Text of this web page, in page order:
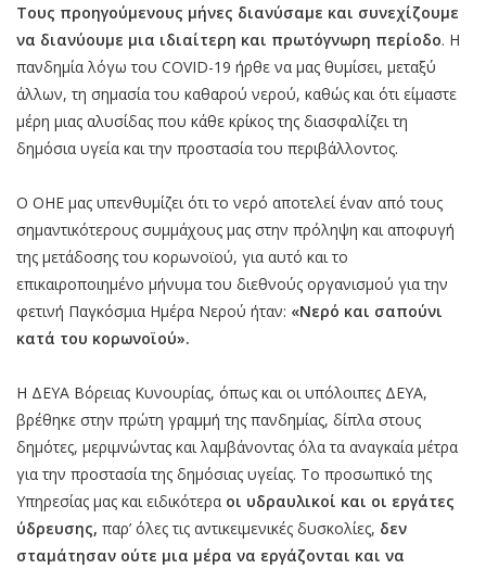
Τους προηγούμενους μήνες διανύσαμε και συνεχίζουμε
να διανύουμε μια ιδιαίτερη και πρωτόγνωρη περίοδο. Η
πανδημία λόγω του COVID-19 ήρθε να μας θυμίσει, μεταξύ
άλλων, τη σημασία του καθαρού νερού, καθώς και ότι είμαστε
μέρη μιας αλυσίδας που κάθε κρίκος της διασφαλίζει τη
δημόσια υγεία και την προστασία του περιβάλλοντος.
Ο ΟΗΕ μας υπενθυμίζει ότι το νερό αποτελεί έναν από τους
σημαντικότερους συμμάχους μας στην πρόληψη και αποφυγή
της μετάδοσης του κορωνοϊού, για αυτό και το
επικαιροποιημένο μήνυμα του διεθνούς οργανισμού για την
φετινή Παγκόσμια Ημέρα Νερού ήταν: «Νερό και σαπούνι
κατά του κορωνοϊού».
Η ΔΕΥΑ Βόρειας Κυνουρίας, όπως και οι υπόλοιπες ΔΕΥΑ,
βρέθηκε στην πρώτη γραμμή της πανδημίας, δίπλα στους
δημότες, μεριμνώντας και λαμβάνοντας όλα τα αναγκαία μέτρα
για την προστασία της δημόσιας υγείας. Το προσωπικό της
Υπηρεσίας μας και ειδικότερα οι υδραυλικοί και οι εργάτες
ύδρευσης, παρ’ όλες τις αντικειμενικές δυσκολίες, δεν
σταμάτησαν ούτε μια μέρα να εργάζονται και να